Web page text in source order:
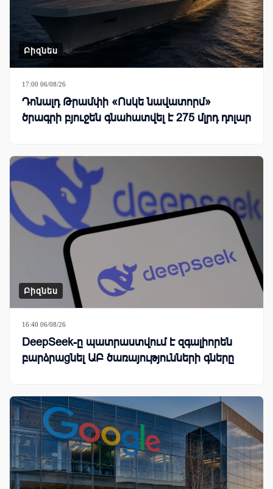
Բիզնես
17:00 06/08/26
Դոնալդ Թրամփի «Ոսկե նավատորմ»
ծրագրի բյուջեն գնահատվել է 275 մլրդ դոլար
Բիզնես
16:40 06/08/26
DeepSeek-ը պատրաստվում է զգալիորեն
բարձրացնել ԱԲ ծառայությունների գները